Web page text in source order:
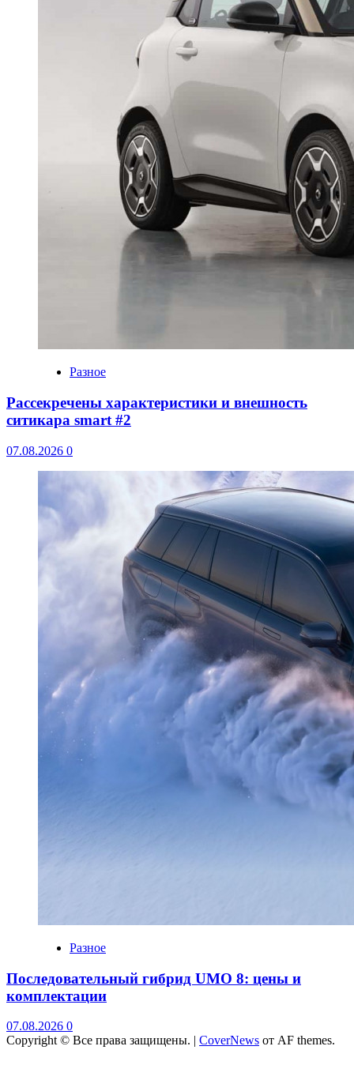
Разное
Рассекречены характеристики и внешность
ситикара smart #2
07.08.2026 0
Разное
Последовательный гибрид UMO 8: цены и
комплектации
07.08.2026 0
Copyright © Все права защищены. | CoverNews от AF themes.